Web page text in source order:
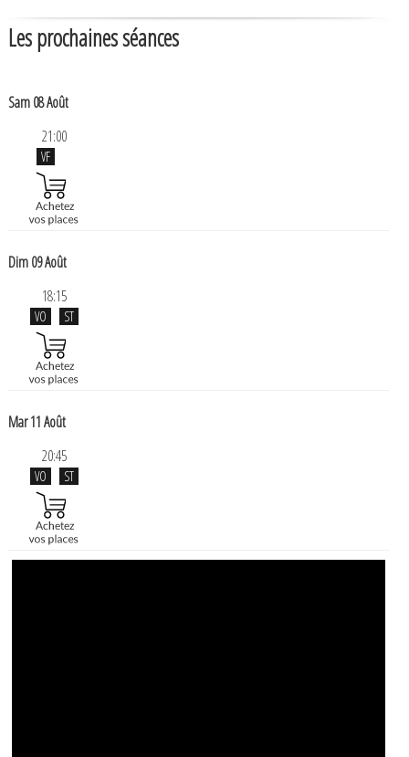
Les prochaines séances
Sam 08 Août
21:00
VF
Dim 09 Août
18:15
VO ST
Mar 11 Août
20:45
VO ST